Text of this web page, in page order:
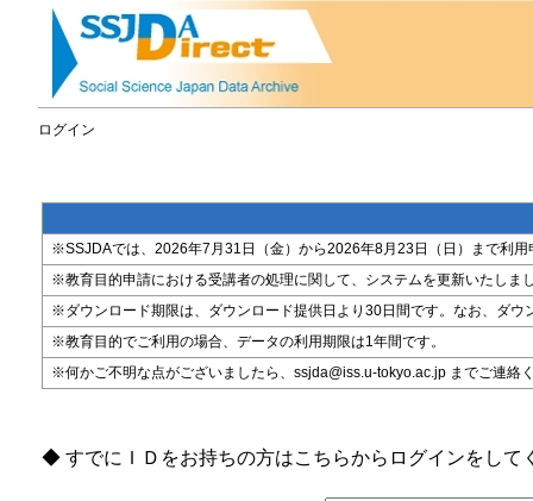
ログイン
※SSJDAでは、2026年7月31日（金）から2026年8月23日（日）まで利
※教育目的申請における受講者の処理に関して、システムを更新いたしま
※ダウンロード期限は、ダウンロード提供日より30日間です。なお、ダ
※教育目的でご利用の場合、データの利用期限は1年間です。
※何かご不明な点がございましたら、ssjda@iss.u-tokyo.ac.jp までご連絡
◆ すでにＩＤをお持ちの方はこちらからログインをして